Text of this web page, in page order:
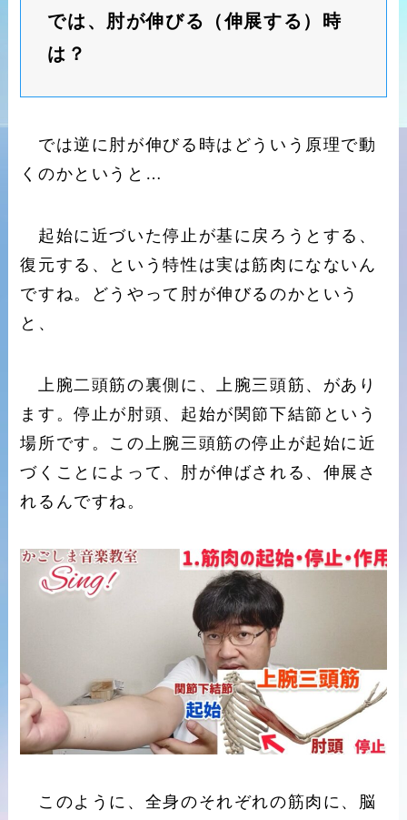
では、肘が伸びる（伸展する）時
は？
では逆に肘が伸びる時はどういう原理で動
くのかというと…
起始に近づいた停止が基に戻ろうとする、
復元する、という特性は実は筋肉になないん
ですね。どうやって肘が伸びるのかという
と、
上腕二頭筋の裏側に、上腕三頭筋、があり
ます。停止が肘頭、起始が関節下結節という
場所です。この上腕三頭筋の停止が起始に近
づくことによって、肘が伸ばされる、伸展さ
れるんですね。
このように、全身のそれぞれの筋肉に、脳